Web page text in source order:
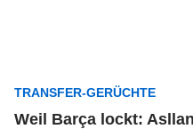
TRANSFER-GERÜCHTE
Weil Barça lockt: